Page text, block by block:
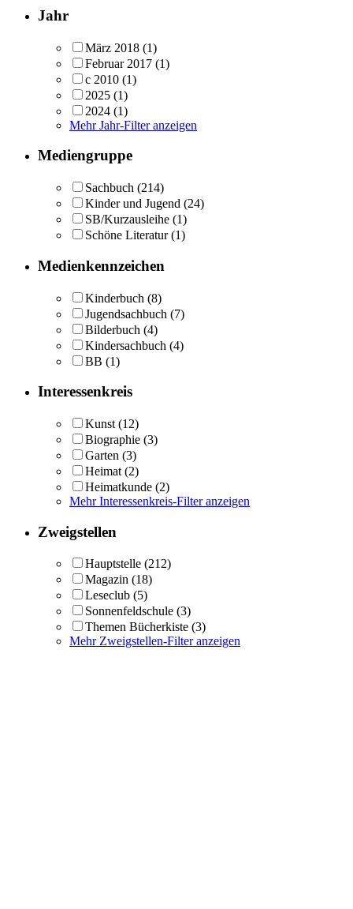
Jahr
März 2018 (1)
Februar 2017 (1)
c 2010 (1)
2025 (1)
2024 (1)
Mehr Jahr-Filter anzeigen
Mediengruppe
Sachbuch (214)
Kinder und Jugend (24)
SB/Kurzausleihe (1)
Schöne Literatur (1)
Medienkennzeichen
Kinderbuch (8)
Jugendsachbuch (7)
Bilderbuch (4)
Kindersachbuch (4)
BB (1)
Interessenkreis
Kunst (12)
Biographie (3)
Garten (3)
Heimat (2)
Heimatkunde (2)
Mehr Interessenkreis-Filter anzeigen
Zweigstellen
Hauptstelle (212)
Magazin (18)
Leseclub (5)
Sonnenfeldschule (3)
Themen Bücherkiste (3)
Mehr Zweigstellen-Filter anzeigen